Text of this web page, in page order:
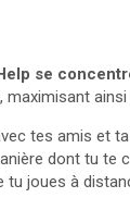
se
tes amis et
dont tu te
tu joues à